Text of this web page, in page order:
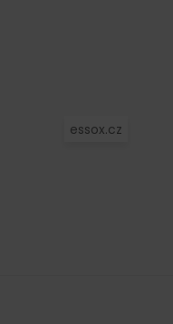
essox.cz